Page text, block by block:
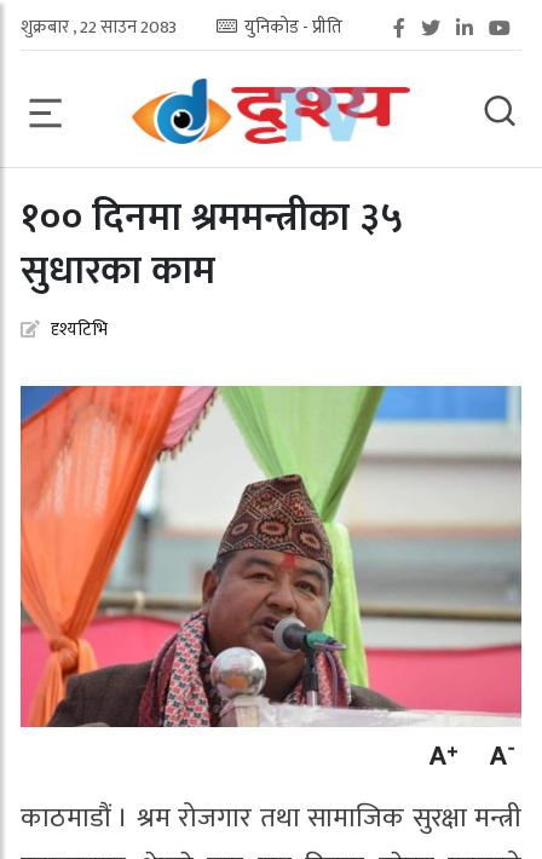
शुक्रबार , 22 साउन 2083 युनिकोड - प्रीति
१०० दिनमा श्रममन्त्रीका ३५
सुधारका काम
दृश्यटिभि
काठमाडौं । श्रम रोजगार तथा सामाजिक सुरक्षा मन्त्री